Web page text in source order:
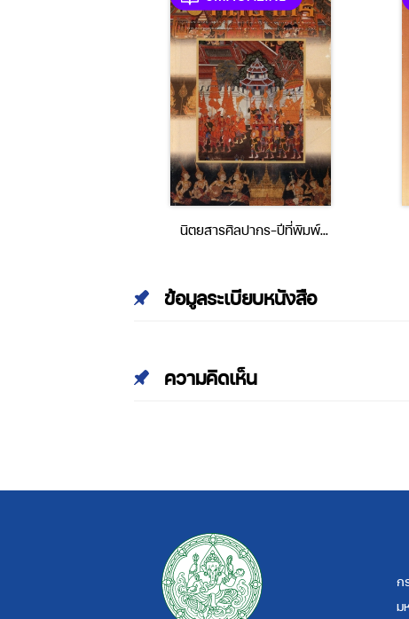
นิตยสารศิลปากร-ปีที่พิมพ์
ข้อมูลระเบียบหนังสือ
ความคิดเห็น
ก
ม